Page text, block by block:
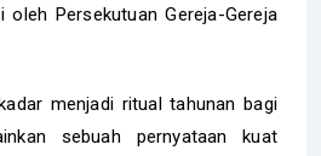
oleh Persekutuan Gereja-Gereja
menjadi ritual tahunan bagi
sebuah pernyataan kuat